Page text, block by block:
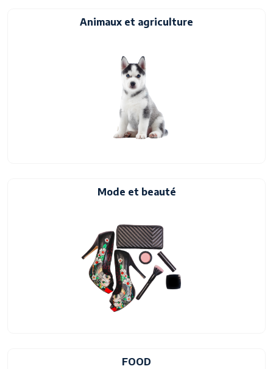
Animaux et agriculture
Mode et beauté
FOOD